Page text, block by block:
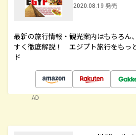
2020.08.19 発売
最新の旅行情報・観光案内はもちろん
すく徹底解説！ エジプト旅行をもっ
ド
AD